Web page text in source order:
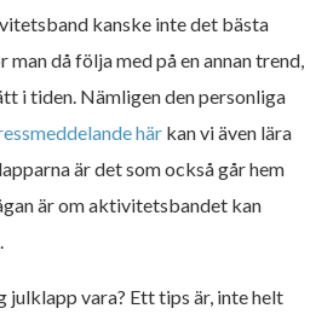
kanske inte det bästa
då följa med på en annan trend,
i tiden. Nämligen den personliga
härkan vi även lära
är det som också går hem
är om aktivitetsbandet kan
julklapp vara? Ett tips är, inte helt